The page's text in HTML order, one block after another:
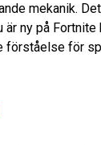
mekanik.
ny på Fortnite
förståelse för